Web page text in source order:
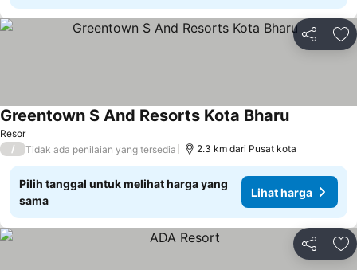
Bagikan
Resor
Greentown S And Resorts Kota Bharu
/ Tidak ada penilaian yang tersedia 2.3 km dari Pusat kota
Pilih tanggal untuk melihat harga yang
sama
Lihat harga
Bagikan